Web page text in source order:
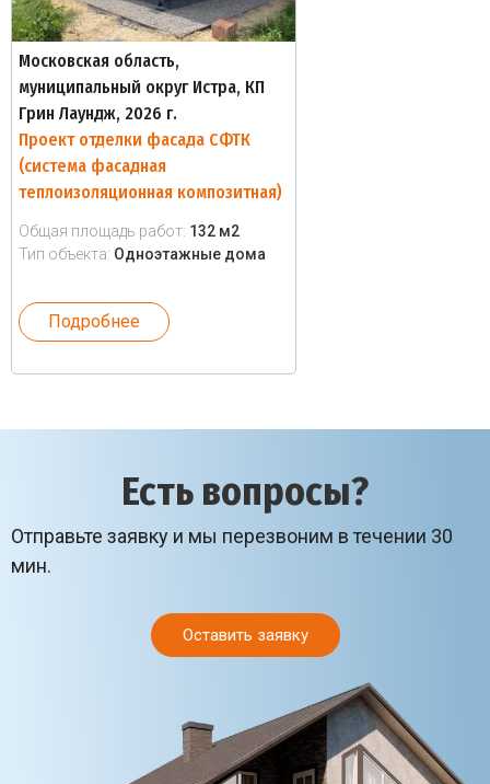
Московская область,
муниципальный округ Истра, КП
Грин Лаундж, 2026 г.
Проект отделки фасада СФТК
(система фасадная
теплоизоляционная композитная)
Общая площадь работ: 132 м2
Тип объекта: Одноэтажные дома
Подробнее
Есть вопросы?
Отправьте заявку и мы перезвоним в течении 30
мин.
Оставить заявку